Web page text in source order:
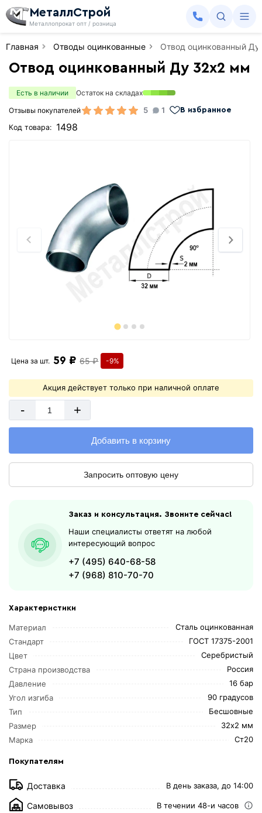
МеталлСтрой
Металлопрокат опт / розница
Главная Отводы оцинкованные Отвод оцинкованный
Отвод оцинкованный Ду 32х2 мм
Есть в наличии
Остаток на складах
Отзывы покупателей
5 1 В избранное
Код товара: 1498
Характеристики
Материал
Сталь оцинкованная
Стандарт
ГОСТ 17375-2001
Цвет
Серебристый
Страна производства
Россия
Давление
16 бар
Угол изгиба
90 градусов
Тип
Бесшовные
Размер
32х2 мм
Марка
Ст20
Покупателям
Доставка В день заказа, до 14:00
Самовывоз В течении 48-и часов
Цена за шт. 59 ₽ 65 ₽ -9%
Акция действует только при наличной оплате
- +
Добавить в корзину
Запросить оптовую цену
Заказ и консультация. Звоните сейчас!
Наши специалисты ответят на любой
интересующий вопрос
+7 (495) 640-68-58
+7 (968) 810-70-70